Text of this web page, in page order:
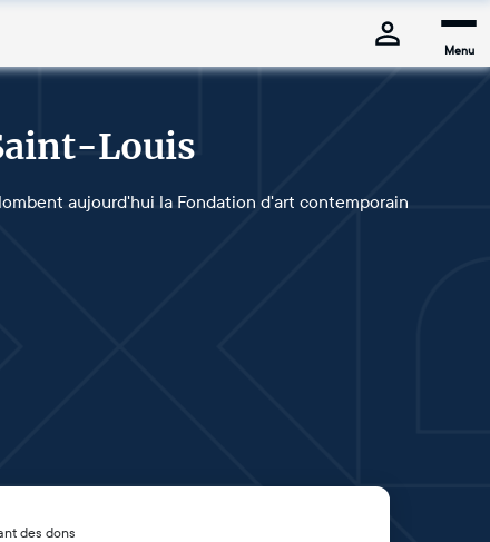
Menu
Louis
aujourd'hui la Fondation d'art contemporain
des dons